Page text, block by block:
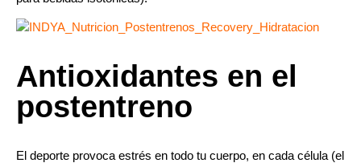
Antioxidantes en el
postentreno
El deporte provoca estrés en todo tu cuerpo, en cada célula (el